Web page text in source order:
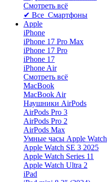
Смотреть всё
✔ Все Смартфоны
Apple
iPhone
iPhone 17 Pro Max
iPhone 17 Pro
iPhone 17
iPhone Air
Смотреть всё
MacBook
MacBook Air
Наушники AirPods
AirPods Pro 3
AirPods Pro 2
AirPods Max
Умные часы Apple Watch
Apple Watch SE 3 2025
Apple Watch Series 11
Apple Watch Ultra 2
iPad